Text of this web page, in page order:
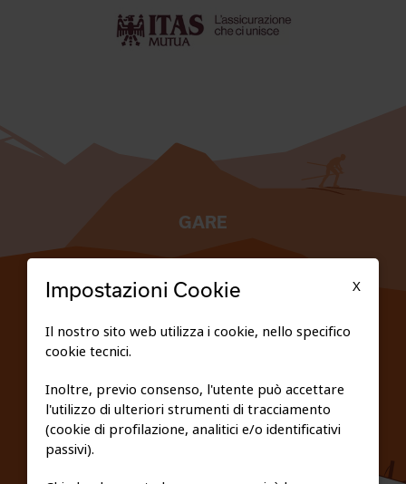
GARE
PRIVACY E COOKIE POLICY
X
Impostazioni Cookie
Il nostro sito web utilizza i cookie, nello specifico
cookie tecnici.
Inoltre, previo consenso, l'utente può accettare
l'utilizzo di ulteriori strumenti di tracciamento
(cookie di profilazione, analitici e/o identificativi
passivi).